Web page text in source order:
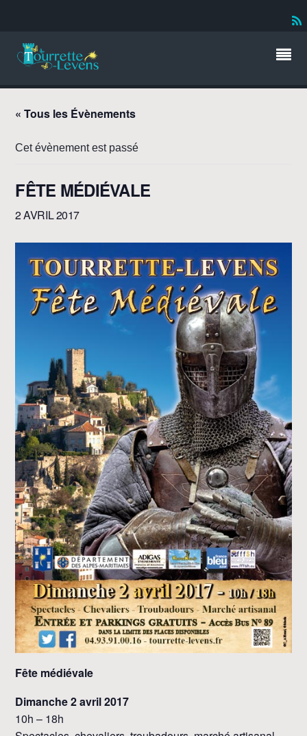
« Tous les Évènements
Cet évènement est passé
FÊTE MÉDIÉVALE
2 AVRIL 2017
Fête médiévale
Dimanche 2 avril 2017
10h – 18h